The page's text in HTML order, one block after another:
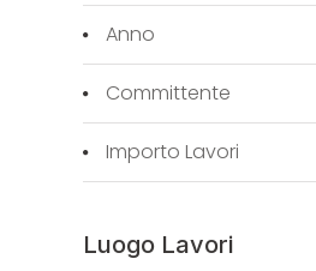
Anno
Committente
Importo Lavori
Luogo Lavori